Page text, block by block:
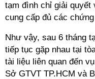
tạm đình chỉ giải
cung cấp đủ các
Như vậy, sau 6 tháng
tiếp tục gặp nhau tại
tài liệu liên quan đến
Sở GTVT TP.HCM và